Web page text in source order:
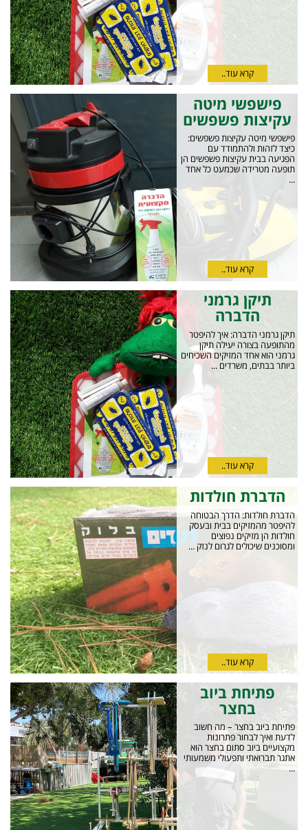
קרא עוד..
פישפשי מיטה
עקיצות פשפשים
פישפשי מיטה עקיצות פשפשים:
כיצד לזהות ולהתמודד עם
הפגיעה בבית עקיצות פשפשים הן
תופעה מטרידה שכמעט כל אחד
...
קרא עוד..
תיקן גרמני
הדברה
תיקן גרמני הדברה: איך להיפטר
מהתופעה בצורה יעילה תיקן
גרמני הוא אחד המזיקים השכיחים
ביותר בבתים, משרדים ...
קרא עוד..
הדברת חולדות
הדברת חולדות: הדרך הבטוחה
להיפטר מהמזיקים בבית ובעסק
חולדות הן מזיקים נפוצים
ומסוכנים שיכולים לגרום לנזק ...
קרא עוד..
פתיחת ביוב
בחצר
פתיחת ביוב בחצר – מה חשוב
לדעת ואיך לבחור פתרונות
מקצועיים ביוב סתום בחצר הוא
אתגר תברואתי ותפעולי משמעותי
...